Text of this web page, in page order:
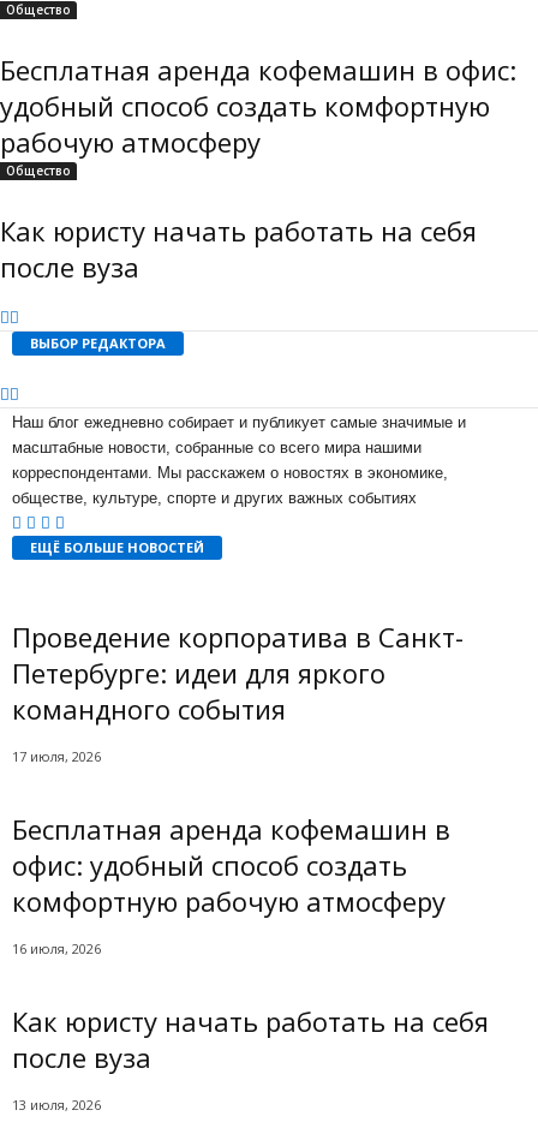
Общество
Бесплатная аренда кофемашин в офис:
удобный способ создать комфортную
рабочую атмосферу
Общество
Как юристу начать работать на себя
после вуза
ВЫБОР РЕДАКТОРА
Наш блог ежедневно собирает и публикует самые значимые и
масштабные новости, собранные со всего мира нашими
корреспондентами. Мы расскажем о новостях в экономике,
обществе, культуре, спорте и других важных событиях
ЕЩЁ БОЛЬШЕ НОВОСТЕЙ
Проведение корпоратива в Санкт-
Петербурге: идеи для яркого
командного события
17 июля, 2026
Бесплатная аренда кофемашин в
офис: удобный способ создать
комфортную рабочую атмосферу
16 июля, 2026
Как юристу начать работать на себя
после вуза
13 июля, 2026